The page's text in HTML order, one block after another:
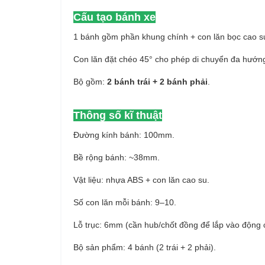
Cấu tạo bánh xe
1 bánh gồm phần khung chính + con lăn bọc cao
Con lăn đặt chéo 45° cho phép di chuyển đa
Bộ gồm: 2 bánh trái + 2 bánh phải
Thông số kĩ thuật
Đường kính bánh: 100mm.
Bề rộng bánh: ~38mm.
Vật liệu: nhựa ABS + con lăn cao su.
Số con lăn mỗi bánh: 9–10.
Lỗ trục: 6mm (cần hub/chốt đồng để lắp vào động
Bộ sản phẩm: 4 bánh (2 trái + 2 phải).